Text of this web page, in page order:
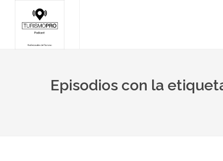
Episodios con la